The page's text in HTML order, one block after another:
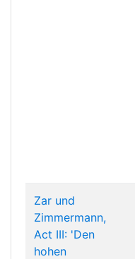
Zar und
Zimmermann,
Act III: 'Den
hohen